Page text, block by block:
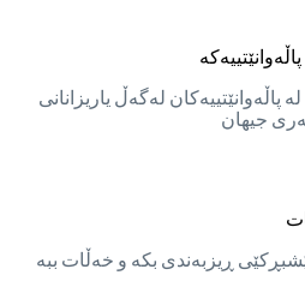
پاڵەوانێتییەکان لەگەڵ یاریزانانی
جیهان
ڕیزبەندی بکە و خەڵات ببە